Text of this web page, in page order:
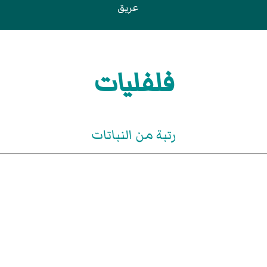
عريق
فلفليات
رتبة من النباتات